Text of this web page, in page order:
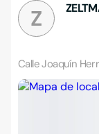
Z
Calle Joaquín